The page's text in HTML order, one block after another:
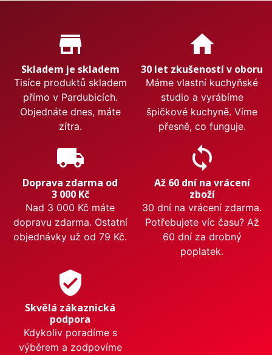
Proč nakupovat u nás?
store_mall_directory
Skladem je skladem
Tisíce produktů skladem
přímo v Pardubicích.
Objednáte dnes, máte
zítra.
home
30 let zkušeností v oboru
Máme vlastní kuchyňské
studio a vyrábíme
špičkové kuchyně. Víme
přesně, co funguje.
local_shipping
Doprava zdarma od
3 000 Kč
Nad 3 000 Kč máte
dopravu zdarma. Ostatní
objednávky už od 79 Kč.
sync
Až 60 dní na vrácení
zboží
30 dní na vrácení zdarma.
Potřebujete víc času? Až
60 dní za drobný
poplatek.
verified_user
Skvělá zákaznická
podpora
Kdykoliv poradíme s
výběrem a zodpovíme